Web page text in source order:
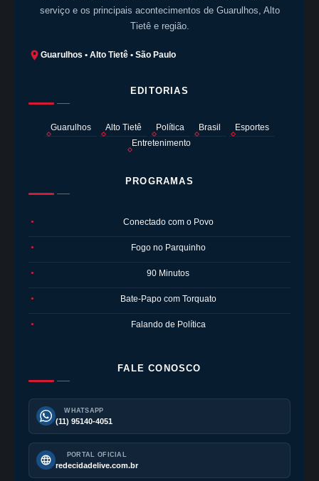
serviço e os principais acontecimentos de Guarulhos, Alto
Tietê e região.
Guarulhos • Alto Tietê • São Paulo
EDITORIAS
Guarulhos Alto Tietê Política Brasil
Esportes
Entretenimento
PROGRAMAS
● Conectado com o Povo
● Fogo no Parquinho
● 90 Minutos
● Bate-Papo com Torquato
● Falando de Política
FALE CONOSCO
WHATSAPP
(11) 95140-4051
PORTAL OFICIAL
redecidadelive.com.br